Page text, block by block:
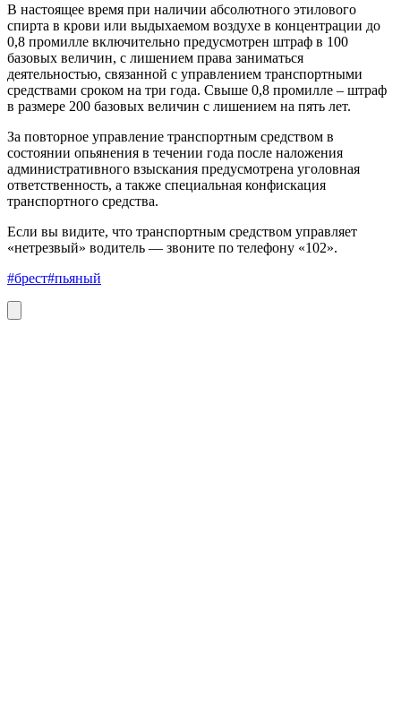
В настоящее время при наличии абсолютного этилового
спирта в крови или выдыхаемом воздухе в концентрации до
0,8 промилле включительно предусмотрен штраф в 100
базовых величин, с лишением права заниматься
деятельностью, связанной с управлением транспортными
средствами сроком на три года. Свыше 0,8 промилле – штраф
в размере 200 базовых величин с лишением на пять лет.
За повторное управление транспортным средством в
состоянии опьянения в течении года после наложения
административного взыскания предусмотрена уголовная
ответственность, а также специальная конфискация
транспортного средства.
Если вы видите, что транспортным средством управляет
«нетрезвый» водитель — звоните по телефону «102».
#брест#пьяный